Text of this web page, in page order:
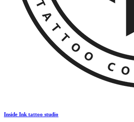
Inside Ink tattoo studio